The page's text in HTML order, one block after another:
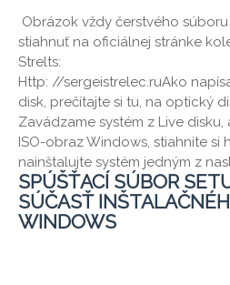
Obrázok vždy čerstvého
stiahnuť na oficiálnej stránke
Strelts:
Http: //sergeistrelec.ruAko
disk, prečítajte si tu, na optický
Zavádzame systém z Live
ISO-obraz Windows, stiahnite si
nainštalujte systém jedným z
SPÚŠŤACÍ SÚBOR
SÚČASŤ
WINDOWS